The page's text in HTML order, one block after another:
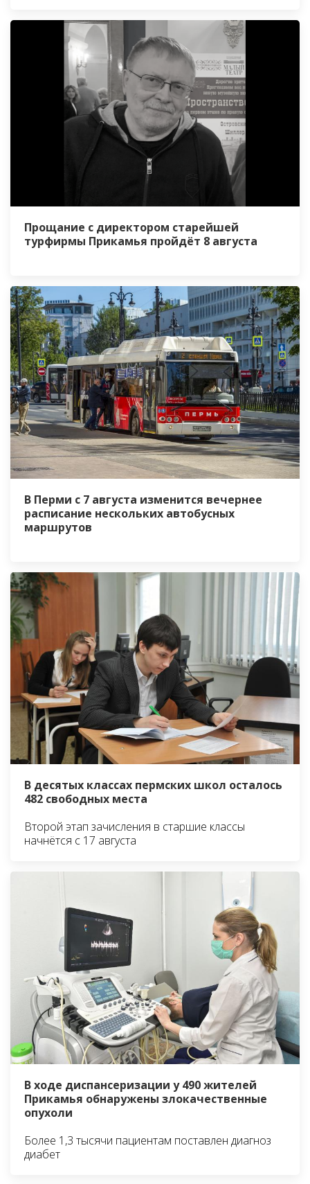
Прощание с директором старейшей
турфирмы Прикамья пройдёт 8 августа
В Перми с 7 августа изменится вечернее
расписание нескольких автобусных
маршрутов
В десятых классах пермских школ осталось
482 свободных места
Второй этап зачисления в старшие классы
начнётся с 17 августа
В ходе диспансеризации у 490 жителей
Прикамья обнаружены злокачественные
опухоли
Более 1,3 тысячи пациентам поставлен диагноз
диабет